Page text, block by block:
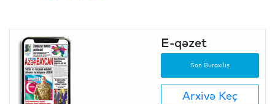
E-qəzet
Son Buraxılış
Arxivə Keç